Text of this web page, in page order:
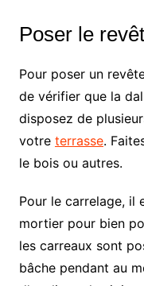
Poser le
Pour poser un
de vérifier que la
disposez de
votre terrasse.
le bois ou autres.
Pour le carrelage, il
mortier pour bien
les carreaux sont
bâche pendant au